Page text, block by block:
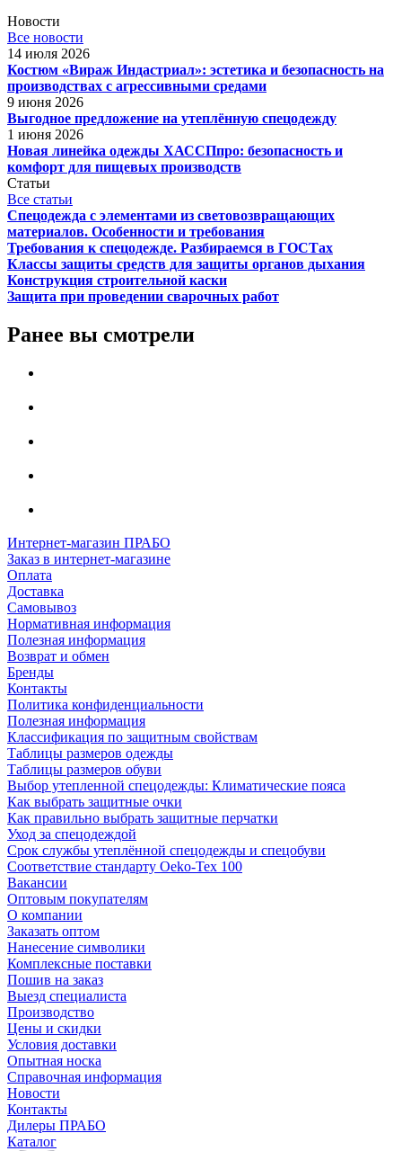
Новости
Все новости
14 июля 2026
Костюм «Вираж Индастриал»: эстетика и безопасность на
производствах с агрессивными средами
9 июня 2026
Выгодное предложение на утеплённую спецодежду
1 июня 2026
Новая линейка одежды ХАССПпро: безопасность и
комфорт для пищевых производств
Статьи
Все статьи
Спецодежда с элементами из световозвращающих
материалов. Особенности и требования
Требования к спецодежде. Разбираемся в ГОСТах
Классы защиты средств для защиты органов дыхания
Конструкция строительной каски
Защита при проведении сварочных работ
Ранее вы смотрели
Интернет-магазин ПРАБО
Заказ в интернет-магазине
Оплата
Доставка
Самовывоз
Нормативная информация
Полезная информация
Возврат и обмен
Бренды
Контакты
Политика конфиденциальности
Полезная информация
Классификация по защитным свойствам
Таблицы размеров одежды
Таблицы размеров обуви
Выбор утепленной спецодежды: Климатические пояса
Как выбрать защитные очки
Как правильно выбрать защитные перчатки
Уход за спецодеждой
Срок службы утеплённой спецодежды и спецобуви
Соответствие стандарту Oeko-Tex 100
Вакансии
Оптовым покупателям
О компании
Заказать оптом
Нанесение символики
Комплексные поставки
Пошив на заказ
Выезд специалиста
Производство
Цены и скидки
Условия доставки
Опытная носка
Справочная информация
Новости
Контакты
Дилеры ПРАБО
Каталог